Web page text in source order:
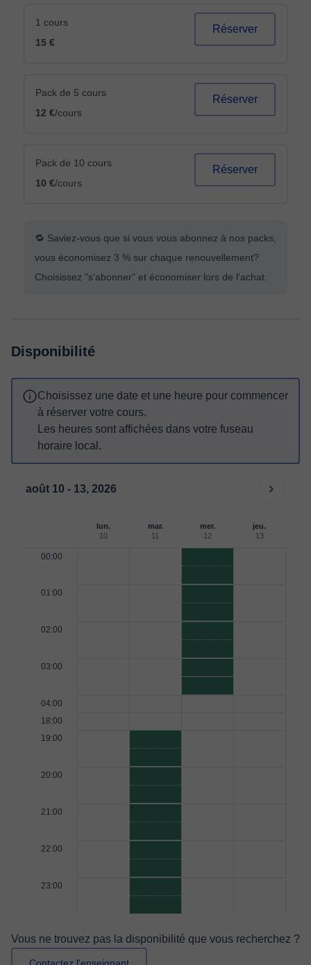
1 cours
15 €
Réserver
Pack de 5 cours
12 €/cours
Réserver
Pack de 10 cours
10 €/cours
Réserver
🔁 Saviez-vous que si vous vous abonnez à nos packs,
vous économisez 3 % sur chaque renouvellement?
Choisissez "s'abonner" et économiser lors de l'achat.
Disponibilité
Choisissez une date et une heure pour commencer
à réserver votre cours.
Les heures sont affichées dans votre fuseau
horaire local.
août 10 - 13, 2026
lun.
10
mar.
11
mer.
12
jeu.
13
00:00
01:00
02:00
03:00
04:00
18:00
19:00
20:00
21:00
22:00
23:00
Vous ne trouvez pas la disponibilité que vous recherchez ?